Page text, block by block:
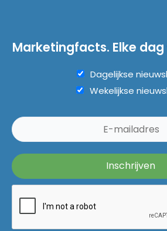
Marketingfacts. Elke dag
Dagelijkse
Wekelijkse